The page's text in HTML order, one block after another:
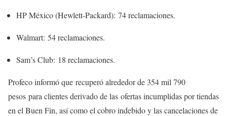
HP México (Hewlett-Packard): 74 reclamaciones.
Walmart: 54 reclamaciones.
Sam’s Club: 18 reclamaciones.
Profeco informó que recuperó alrededor de 354 mil 790
pesos para clientes derivado de las ofertas incumplidas por tiendas
en el Buen Fin, así como el cobro indebido y las cancelaciones de